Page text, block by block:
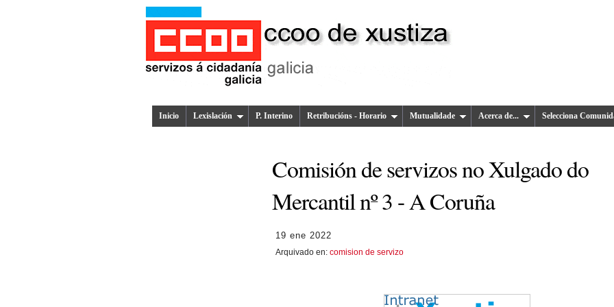
Inicio Lexislación P. Interino Retribucións - Horario Mutualidade Acerca de... Selecciona
Comisión de servizos no Xulgado do
Mercantil nº 3 - A Coruña
19 ene 2022
Arquivado en: comision de servizo